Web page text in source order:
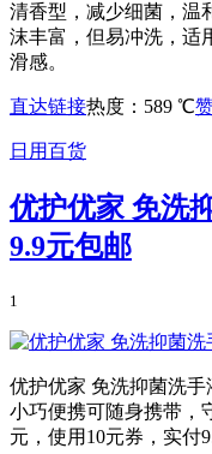
清香型，减少细菌，温
沫丰富，但易冲洗，适
滑感。
直达链接热度：589 ℃
日用百货
优护优家 免洗
9.9元包邮
1
优护优家 免洗抑菌洗手
小巧便携可随身携带，
元，使用10元券，实付